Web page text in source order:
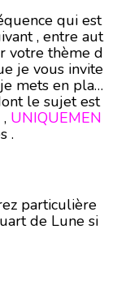
qui est
, entre aut
votre thème d
je vous invite
mets en plac
le sujet est
UNIQUEMEN
.
particulière
de Lune si